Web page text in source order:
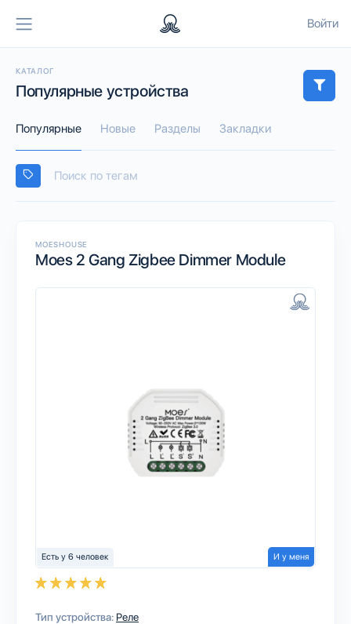
Войти
КАТАЛОГ
Популярные устройства
Популярные Новые Разделы Закладки
MOESHOUSE
Moes 2 Gang Zigbee Dimmer Module
Есть у 6 человек И у меня
Тип устройства: Реле